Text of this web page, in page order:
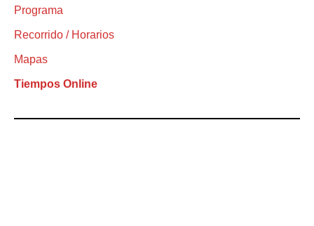
Programa
Recorrido / Horarios
Mapas
Tiempos Online